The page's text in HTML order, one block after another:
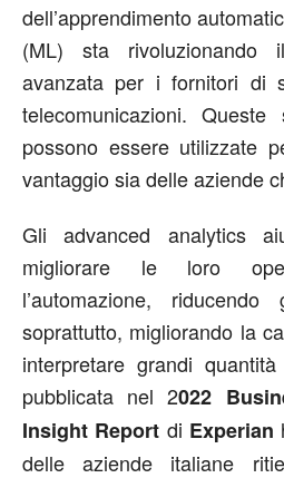
dell’apprendimento
(ML) sta rivoluzionando
avanzata per i fornitori di
telecomunicazioni. Queste
possono essere utilizzate
vantaggio sia delle aziende
Gli advanced analytics
migliorare le loro
l’automazione,
soprattutto, migliorando la
interpretare grandi
pubblicata nel 2022
Insight Report di Experian
delle aziende italiane